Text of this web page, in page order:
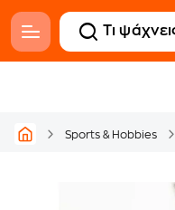
Sports & Hobbies